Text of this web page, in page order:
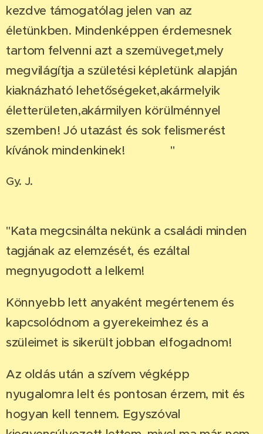
kezdve támogatólag jelen van az
életünkben. Mindenképpen érdemesnek
tartom felvenni azt a szemüveget,mely
megvilágítja a születési képletünk alapján
kiaknázható lehetőségeket,akármelyik
életterületen,akármilyen körülménnyel
szemben! Jó utazást és sok felismerést
kívánok mindenkinek!❤️🤩🙏"
Gy. J.
"Kata megcsinálta nekünk a családi minden
tagjának az elemzését, és ezáltal
megnyugodott a lelkem!
Könnyebb lett anyaként megértenem és
kapcsolódnom a gyerekeimhez és a
szüleimet is sikerült jobban elfogadnom!
Az oldás után a szívem végképp
nyugalomra lelt és pontosan érzem, mit és
hogyan kell tennem. Egyszóval